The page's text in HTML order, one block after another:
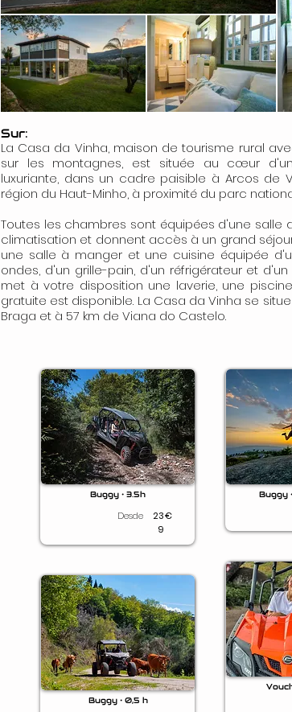
Sur:
La Casa da Vinha, maison de tourisme rural
sur les montagnes, est située au cœur
luxuriante, dans un cadre paisible à Arcos de
région du Haut-Minho, à proximité du parc
Toutes les chambres sont équipées d'une salle
climatisation et donnent accès à un grand
une salle à manger et une cuisine équipée
ondes, d'un grille-pain, d'un réfrigérateur et
met à votre disposition une laverie, une
gratuite est disponible. La Casa da Vinha se
Braga et à 57 km de Viana do Castelo.
Buggy • 3.5h
Desde
23
9
€
Buggy • 0,5 h
Buggy